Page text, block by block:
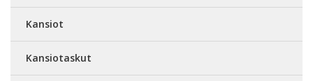
Kansiot
Kansiotaskut